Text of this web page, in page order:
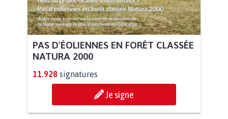
PAS D'ÉOLIENNES EN FORÊT CLASSÉE
NATURA 2000
11.928 signatures
Je signe